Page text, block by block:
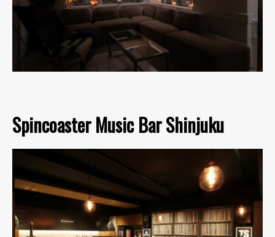
Spincoaster Music Bar Shinjuku